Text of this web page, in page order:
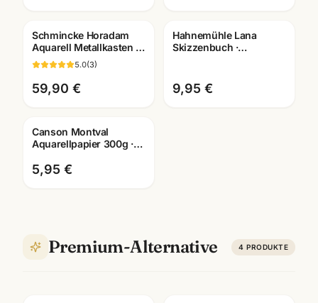
Schmincke Horadam
Aquarell Metallkasten ·
halbe Naepfe ·
Künstlerfarben
Mannheim
5.0(3)
59,90 €
Hahnemühle Lana
Skizzenbuch ·
Künstler
9,95 €
Canson Montval
Aquarellpapier 300g ·
Aquarellblock
5,95 €
Premium-Alternative 4 PRODUKTE